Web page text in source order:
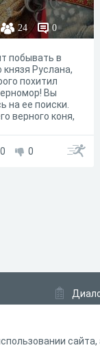
24 0
побывать в
князя Руслана,
похитил
Вы
на ее поиски.
верного коня,
в путь.
0 0